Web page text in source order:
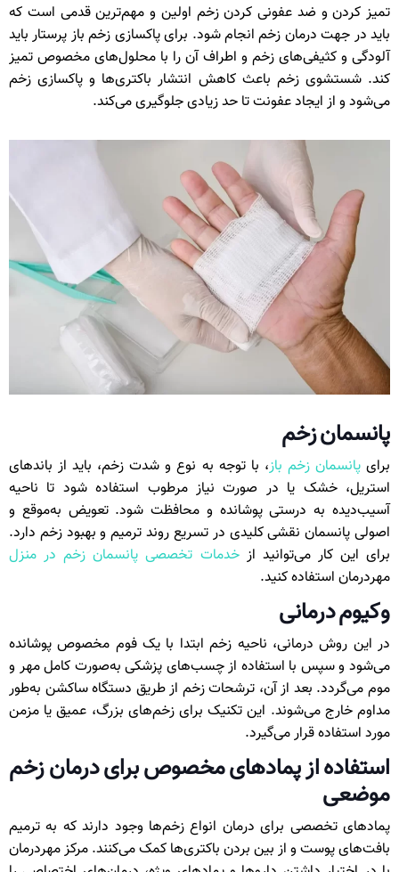
تمیز کردن و ضد عفونی کردن زخم اولین و مهم‌ترین قدمی است که
باید در جهت درمان زخم انجام شود. برای پاکسازی زخم باز پرستار باید
آلودگی و کثیفی‌های زخم و اطراف آن را با محلول‌های مخصوص تمیز
کند. شستشوی زخم باعث کاهش انتشار باکتری‌ها و پاکسازی زخم
می‌شود و از ایجاد عفونت تا حد زیادی جلوگیری می‌کند.
پانسمان زخم
برایپانسمان زخم باز، با توجه به نوع و شدت زخم، باید از باندهای
استریل، خشک یا در صورت نیاز مرطوب استفاده شود تا ناحیه
آسیب‌دیده به‌ درستی پوشانده و محافظت شود. تعویض به‌موقع و
اصولی پانسمان نقشی کلیدی در تسریع روند ترمیم و بهبود زخم دارد.
برای این کار می‌توانید ازخدمات تخصصی پانسمان زخم در منزل
مهردرمان استفاده کنید.
وکیوم درمانی
در این روش درمانی، ناحیه زخم ابتدا با یک فوم مخصوص پوشانده
می‌شود و سپس با استفاده از چسب‌های پزشکی به‌صورت کامل مهر و
موم می‌گردد. بعد از آن، ترشحات زخم از طریق دستگاه ساکشن به‌طور
مداوم خارج می‌شوند. این تکنیک برای زخم‌های بزرگ، عمیق یا مزمن
مورد استفاده قرار می‌گیرد.
استفاده از پمادهای مخصوص برای درمان زخم
موضعی
پمادهای تخصصی برای درمان انواع زخم‌ها وجود دارند که به ترمیم
بافت‌های پوست و از بین بردن باکتری‌ها کمک می‌کنند. مرکز مهردرمان